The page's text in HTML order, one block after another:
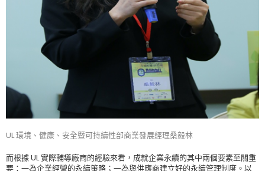
UL 環境、健康、安全暨可持續性部商業發展經理桑毅林
而根據 UL 實際輔導廠商的經驗來看，成就企業永續的其中兩個要素至關重
要：一為企業經營的永續策略；一為與供應商建立好的永續管理制度。以